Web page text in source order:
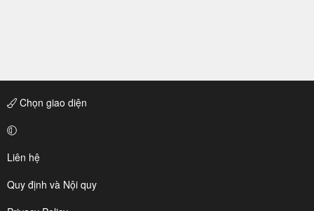
Chọn giao diện
Liên hệ
Quy định và Nội quy